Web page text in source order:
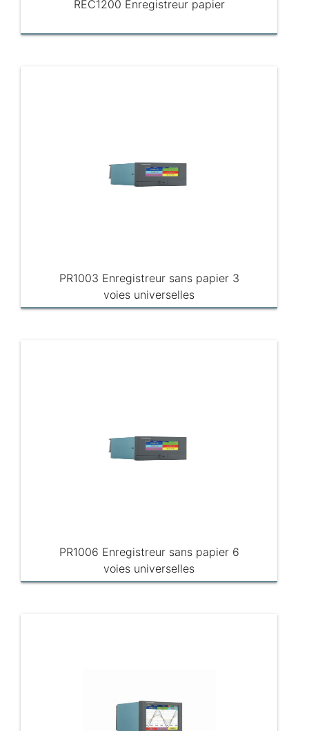
REC1200 Enregistreur papier
PR1003 Enregistreur sans papier 3
voies universelles
PR1006 Enregistreur sans papier 6
voies universelles